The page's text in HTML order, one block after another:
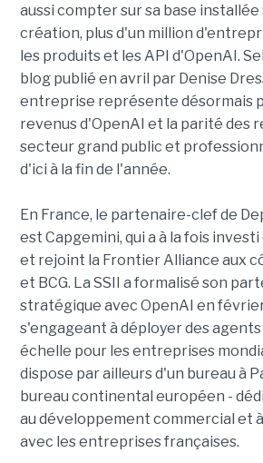
aussi compter sur sa base installée
création, plus d'un million
les produits et les API d'OpenAI.
blog publié en avril par Denise
entreprise représente désormais
revenus d'OpenAI et la parité des
secteur grand public et
d'ici à la fin de l'année.
En France, le partenaire-clef de
est Capgemini, qui a à la fois
et rejoint la Frontier Alliance aux
et BCG. La SSII a formalisé son
stratégique avec OpenAI en
s'engageant à déployer des agents
échelle pour les entreprises
dispose par ailleurs d'un bureau à
bureau continental européen -
au développement commercial et
avec les entreprises françaises.